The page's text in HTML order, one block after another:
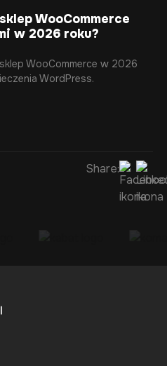
WooCommerce
w 2026 roku?
WooCommerce w 2026
WordPress.
Share: